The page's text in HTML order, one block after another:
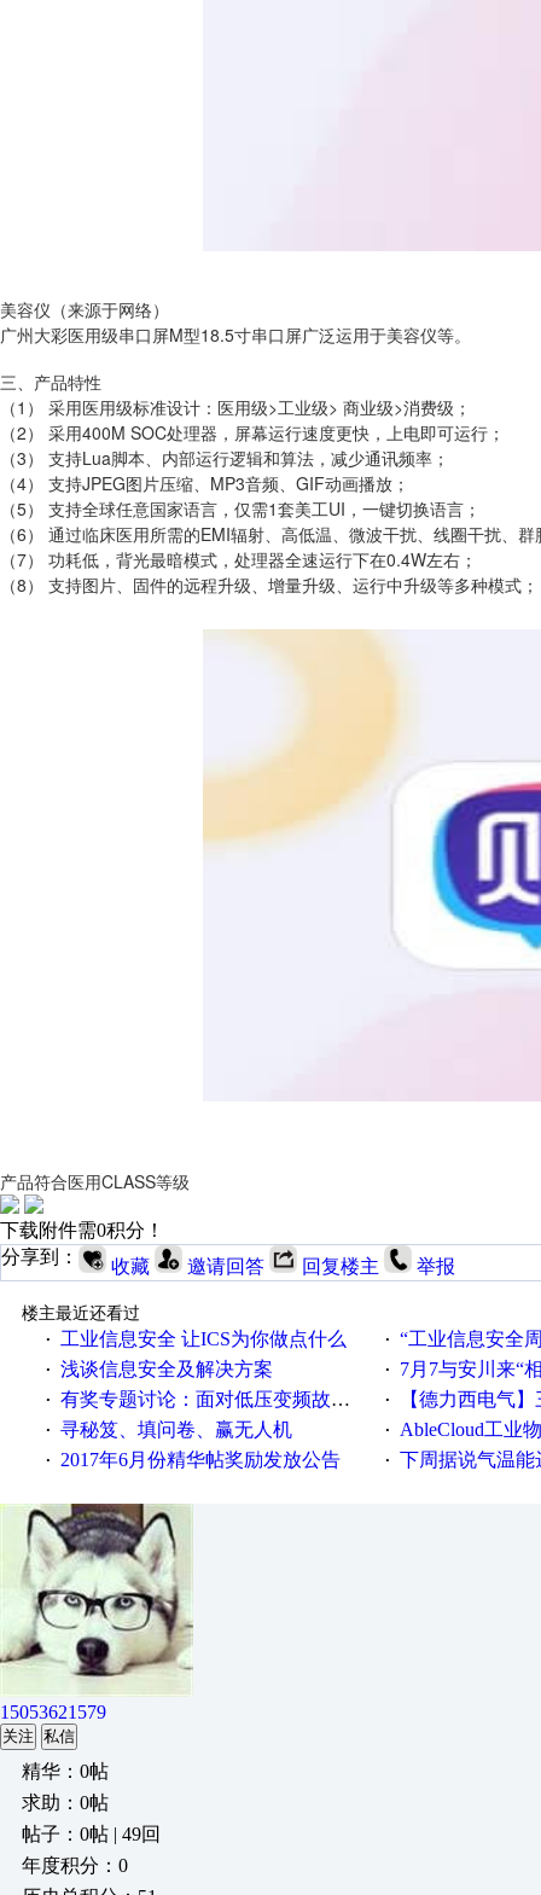
美容仪（来源于网络）
广州大彩医用级串口屏M型18.5寸串口屏广泛运用于美容仪等。
三、产品特性
（1） 采用医用级标准设计：医用级>工业级> 商业级>消费级；
（2） 采用400M SOC处理器，屏幕运行速度更快，上电即可运行；
（3） 支持Lua脚本、内部运行逻辑和算法，减少通讯频率；
（4） 支持JPEG图片压缩、MP3音频、GIF动画播放；
（5） 支持全球任意国家语言，仅需1套美工UI，一键切换语言；
（6） 通过临床医用所需的EMI辐射、高低温、微波干扰、线圈干扰、
（7） 功耗低，背光最暗模式，处理器全速运行下在0.4W左右；
（8） 支持图片、固件的远程升级、增量升级、运行中升级等多种模式；
产品符合医用CLASS等级
下载附件需0积分！
分享到：
收藏 邀请回答 回复楼主 举报
楼主最近还看过
·
工业信息安全 让ICS为你做点什么 · “工业信息安全周之我见”
· 浅谈信息安全及解决方案 · 7月7与安川来“
· 有奖专题讨论：面对低压变频故障，老手是这样解决的！ · 【德力西电气】三
· 寻秘笈、填问卷、赢无人机 · AbleCloud工业物联
· 2017年6月份精华帖奖励发放公告 · 下周据说气温能
15053621579
关注 私信
精华：0帖
求助：0帖
帖子：0帖 | 49回
年度积分：0